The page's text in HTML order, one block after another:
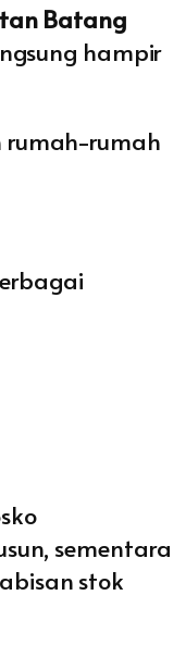
Batang
hampir
rumah-rumah
sementara
stok